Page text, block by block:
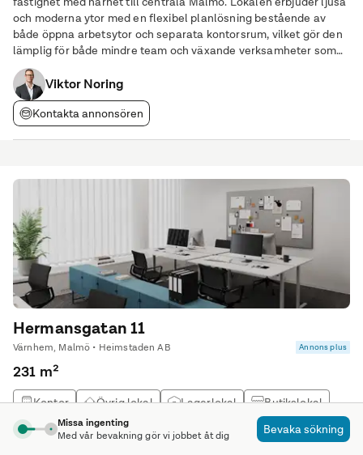
och moderna ytor med en flexibel planlösning bestående av
både öppna arbetsytor och separata kontorsrum, vilket gör den
lämplig för både mindre team och växande verksamheter som
söker en effektiv kontorslösning i Malmö. Ytorna håller en god
standard och erbjuder en modern
Viktor Noring
Kontakta annonsören
Hermansgatan 11
Värnhem, Malmö • Heimstaden AB Annons plus
231 m²
Kontor Övrig lokal Lagerlokal Butikslokal
Flexibel kontorslokal med lageryta på Värnhem!
Missa ingenting
Med vår bevakning gör vi jobbet åt dig
Bevaka sökning